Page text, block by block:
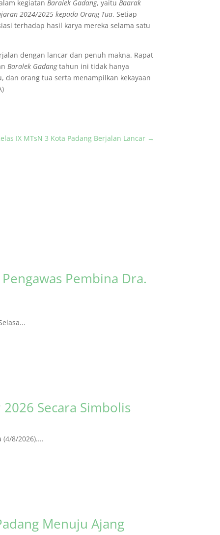
kegiatanBaralek Gadang, yaituBaarak
2024/2025 kepada Orang Tua. Setiap
terhadap hasil karya mereka selama satu
dengan lancar dan penuh makna. Rapat
Baralek Gadangtahun ini tidak hanya
orang tua serta menampilkan kekayaan
IX MTsN 3 Kota Padang Berjalan Lancar→
Pembina Dra.
Secara Simbolis
8/2026)....
Menuju Ajang